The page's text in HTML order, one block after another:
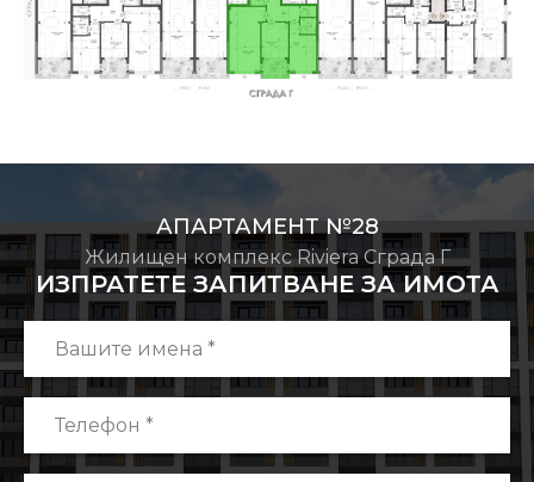
АПАРТАМЕНТ №28
Жилищен комплекс Riviera Сграда Г
ИЗПРАТЕТЕ ЗАПИТВАНЕ ЗА ИМОТА